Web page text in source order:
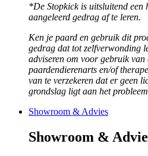
*De Stopkick is uitsluitend een
aangeleerd gedrag af te leren.
Ken je paard en gebruik dit
gedrag dat tot zelfverwonding
adviseren om voor gebruik van
paardendierenarts en/of
van te verzekeren dat er geen
grondslag ligt aan het
Showroom & Advies
Showroom &